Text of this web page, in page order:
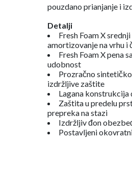
pouzdano prianjanje i
Detalji
Fresh Foam X
amortizovanje na vrhu i
Fresh Foam X pena
udobnost
Prozračno
izdržljive zaštite
Lagana
Zaštita u predelu
prepreka na stazi
Izdržljiv đon
Postavljeni